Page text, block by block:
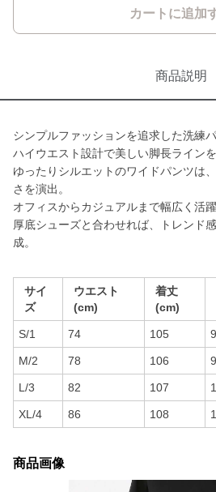
カートに追加
商品説明
シンプルファッションを追求した洗練パ
ハイウエスト設計で美しい脚長ラインを
ゆったりシルエットのワイドパンツは
さを演出。
オフィスからカジュアルまで幅広く活
厚底シューズと合わせれば、トレンド
成。
サイ
ズ
ウエスト
(cm)
着丈
(cm)
S/1 74 105
M/2 78 106
L/3 82 107
XL/4 86 108
商品画像